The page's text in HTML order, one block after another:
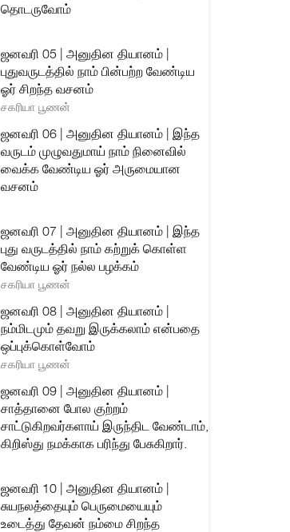
தொடருவோம்
ஜனவரி 05 | அனுதின தியானம் |
புதுவருடத்தில் நாம் பின்பற்ற வேண்டிய
ஓர் சிறந்த வசனம்
சகரியா பூணன்
ஜனவரி 06 | அனுதின தியானம் | இந்த
வருடம் முழுவதுமாய் நாம் நினைவில்
வைக்க வேண்டிய ஓர் அருமையான
வசனம்
ஜனவரி 07 | அனுதின தியானம் | இந்த
புது வருடத்தில் நாம் கற்றுக் கொள்ள
வேண்டிய ஓர் நல்ல பழக்கம்
சகரியா பூணன்
ஜனவரி 08 | அனுதின தியானம் |
நம்மிடமும் தவறு இருக்கலாம் என்பதை
ஒப்புக்கொள்வோம்
சகரியா பூணன்
ஜனவரி 09 | அனுதின தியானம் |
சாத்தானை போல குற்றம்
சாட்டுகிறவர்களாய் இருந்திட வேண்டாம்,
கிறிஸ்து நமக்காக பரிந்து பேசுகிறார்.
ஜனவரி 10 | அனுதின தியானம் |
சுயநலத்தையும் பெருமையையும்
உடைத்து தேவன் நம்மை சிறந்த